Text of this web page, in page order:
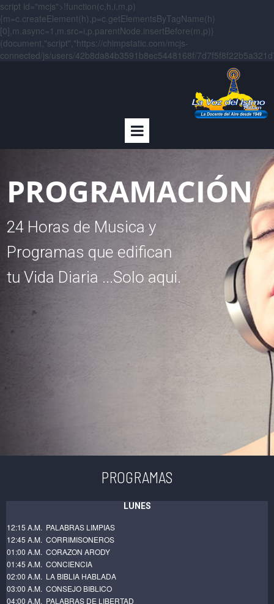
script id="mcjs">!function(c,h,i,m,p)
{m=c.createElement(h),p=c.getElementsByTagName(h)
[0],m.async=1,m.src=i,p.parentNode.insertBefore(m,p)}
(document,"script","https://chimpstatic.com/mcjs-
connected/js/users/42b8da84b3591b8ec5448168f/
PROGRAMACIÓN
24 Horas de Musica y
Programas que edifican
tu Vida Diaria ...Solo aqui.
PROGRAMAS
LUNES
12:15 A.M. PALABRAS LIMPIAS
12:45 A.M. CORRIMISONEROS
01:00 A.M. CORAZON ARODY
01:45 A.M. CONCIENCIA
02:00 A.M. LA BIBLIA HABLADA
03:00 A.M. CONSEJO BIBLICO
04:00 A.M. PALABRAS DE LIBERTAD